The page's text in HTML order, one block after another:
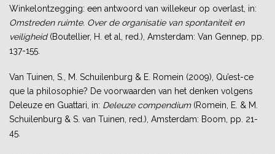
Winkelontzegging: een antwoord van willekeur op overlast, in:
Omstreden ruimte. Over de organisatie van spontaniteit en
veiligheid(Boutellier, H. et al, red.), Amsterdam: Van Gennep, pp.
137-155.
Van Tuinen, S., M. Schuilenburg & E. Romein (2009), Qu’est-ce
que la philosophie? De voorwaarden van het denken volgens
Deleuze en Guattari, in: Deleuze compendium(Romein, E. & M.
Schuilenburg & S. van Tuinen, red.), Amsterdam: Boom, pp. 21-
45.